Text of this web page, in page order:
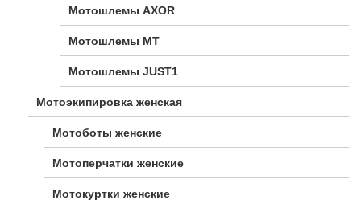
Мотошлемы AXOR
Мотошлемы MT
Мотошлемы JUST1
Мотоэкипировка женская
Мотоботы женские
Мотоперчатки женские
Мотокуртки женские